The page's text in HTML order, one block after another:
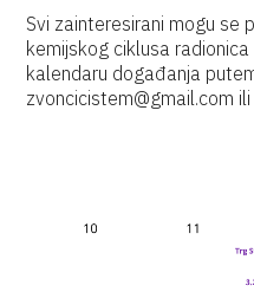
Svi zainteresirani mogu se
kemijskog ciklusa
kalendaru događanja
zvoncicistem@gmail.com